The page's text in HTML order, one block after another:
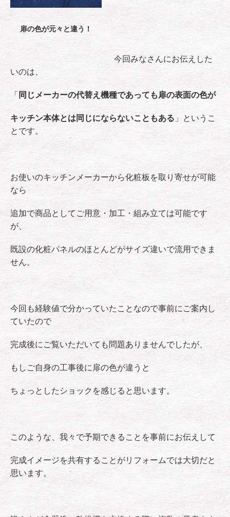
扉の色が元々と違う！
今回みなさんにお伝えした
いのは、
「 同じメーカーの代替え機種であっても扉の表面の色が
キッチン本体とは同じにならないこともある 」というこ
とです。
お使いのキッチンメーカーから化粧板を取り寄せが可能
なら
追加で商品としてご用意・加工・組み立ては可能です
が、
既設の化粧パネルのほとんどがサイズ違いで流用できま
せん。
今回も経験値で分かっていたことなので事前にご案内し
ていたので
完成後にご覧いただいても問題ありませんでしたが、
もしご自身の工事後に扉の色が違うと
ちょっとしたショックを感じると思います。
このような、我々で予期できることを事前にお伝えして
完成イメージを共有することがリフォームでは大切だと
思います。